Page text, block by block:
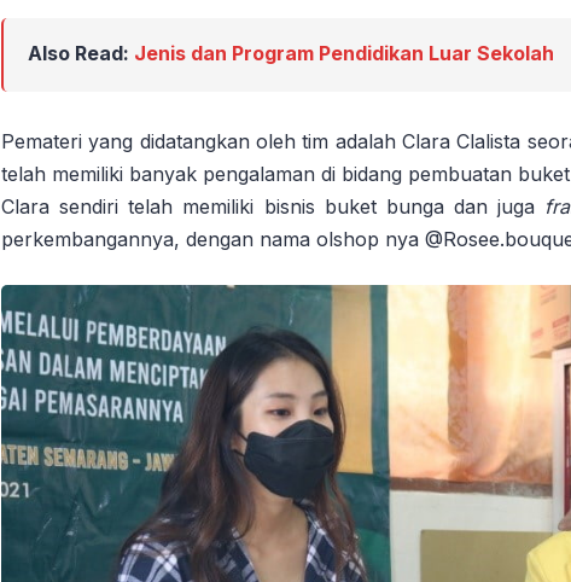
Also Read: Jenis dan Program Pendidikan Luar Sekolah
Pemateri yang didatangkan oleh tim adalah Clara Clalista
telah memiliki banyak pengalaman di bidang pembuatan
Clara sendiri telah memiliki bisnis buket bunga dan juga
perkembangannya, dengan nama olshop nya